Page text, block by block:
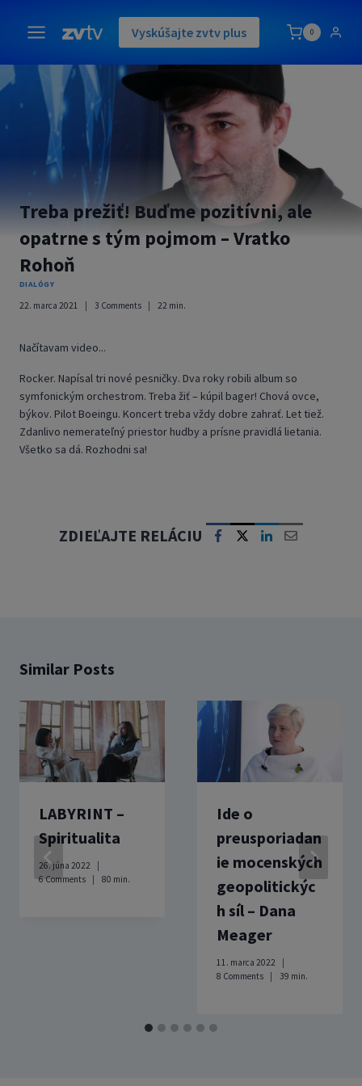
content
Vyskúšajte zvtv plus 0
Treba prežiť! Buďme pozitívni, ale
opatrne s tým pojmom – Vratko
Rohoň
DIALÓGY
22. marca 2021 3 Comments 22 min.
Načítavam video...
Rocker. Napísal tri nové pesničky. Dva roky robili album so
symfonickým orchestrom. Treba žiť – kúpil bager! Chová ovce,
býkov. Pilot Boeingu. Koncert treba vždy dobre zahrať. Let tiež.
Zdanlivo nemerateľný priestor hudby a prísne pravidlá lietania.
Všetko sa dá. Rozhodni sa!
ZDIEĽAJTE RELÁCIU
Similar Posts
LABYRINT –
Spiritualita
26. júna 2022
6 Comments
80 min.
Ide o
preusporiadan
ie mocenských
geopolitickýc
h síl – Dana
Meager
11. marca 2022
8 Comments
39 min.